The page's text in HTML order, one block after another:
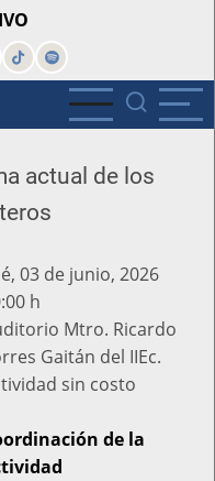
actual de los
03 de junio, 2026
h
Mtro. Ricardo
Gaitán del IIEc.
sin costo
de la